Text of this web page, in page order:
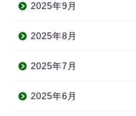
2025年9月
2025年8月
2025年7月
2025年6月